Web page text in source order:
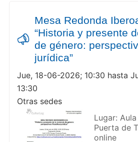
Mesa Redonda
“Historia y presente
de género:
jurídica”
Jue, 18-06-2026; 10:30 hasta
13:30
Otras sedes
Lugar: Aula
Puerta de
online